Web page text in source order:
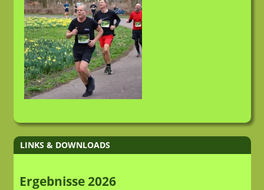
LINKS & DOWNLOADS
Ergebnisse 2026